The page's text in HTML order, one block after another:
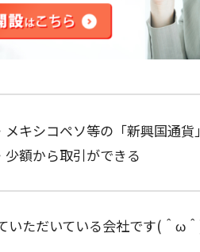
メキシコペソ等の「新興国通
少額から取引ができる
いただいている会社です(＾ω